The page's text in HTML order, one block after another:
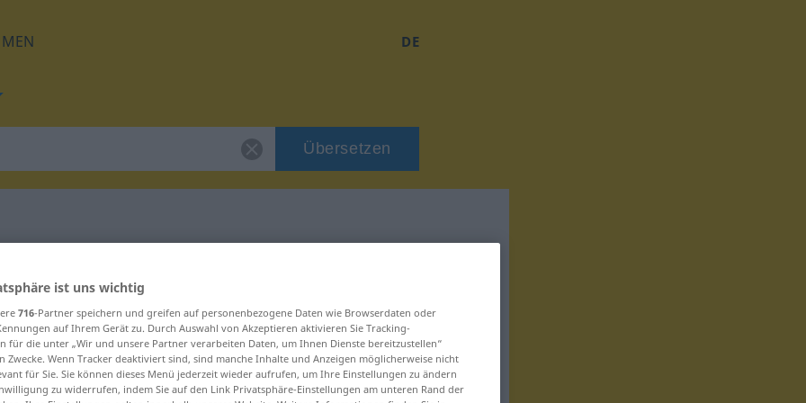
DE
Übersetzen
"drabinka"
ist uns wichtig
716-Partner speichern und greifen auf personenbezogene Daten wie Browserdaten oder
auf Ihrem Gerät zu. Durch Auswahl von Akzeptieren aktivieren Sie Tracking-
für die unter „Wir und unsere Partner verarbeiten Daten, um Ihnen Dienste bereitzustellen“
Zwecke. Wenn Tracker deaktiviert sind, sind manche Inhalte und Anzeigen möglicherweise nicht
für Sie. Sie können dieses Menü jederzeit wieder aufrufen, um Ihre Einstellungen zu ändern
zu widerrufen, indem Sie auf den Link Privatsphäre-Einstellungen am unteren Rand der